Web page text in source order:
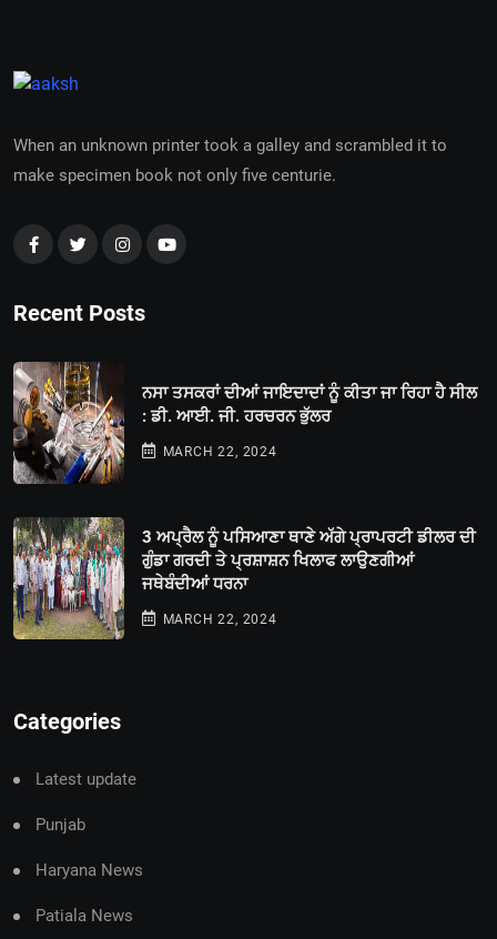
When an unknown printer took a galley and scrambled it to
make specimen book not only five centurie.
Recent Posts
ਨਸਾ ਤਸਕਰਾਂ ਦੀਆਂ ਜਾਇਦਾਦਾਂ ਨੂੰ ਕੀਤਾ ਜਾ ਰਿਹਾ ਹੈ ਸੀਲ
: ਡੀ. ਆਈ. ਜੀ. ਹਰਚਰਨ ਭੁੱਲਰ
MARCH 22, 2024
3 ਅਪ੍ਰੈਲ ਨੂੰ ਪਸਿਆਣਾ ਥਾਣੇ ਅੱਗੇ ਪ੍ਰਾਪਰਟੀ ਡੀਲਰ ਦੀ
ਗੁੰਡਾ ਗਰਦੀ ਤੇ ਪ੍ਰਸ਼ਾਸ਼ਨ ਖਿਲਾਫ ਲਾਉਣਗੀਆਂ
ਜਥੇਬੰਦੀਆਂ ਧਰਨਾ
MARCH 22, 2024
Categories
Latest update
Punjab
Haryana News
Patiala News